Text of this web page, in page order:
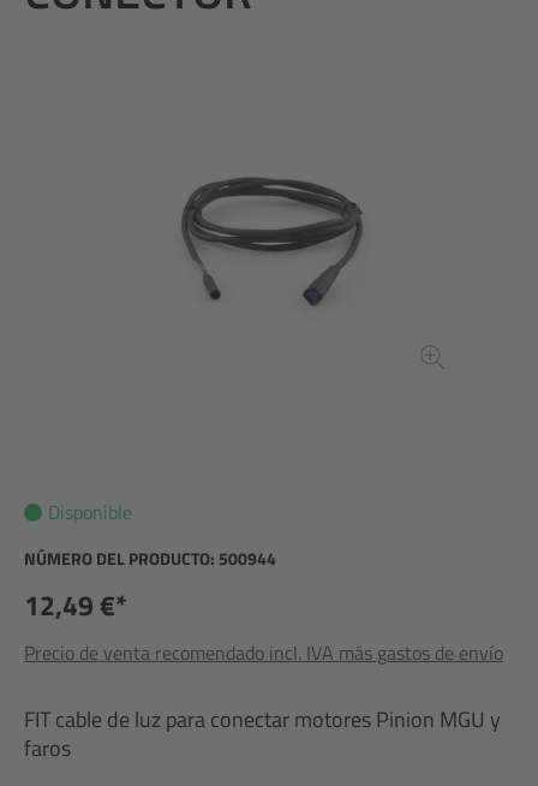
Disponible
NÚMERO DEL PRODUCTO: 500944
12,49 €*
Precio de venta recomendado incl. IVA más gastos de envío
FIT cable de luz para conectar motores Pinion MGU y
faros